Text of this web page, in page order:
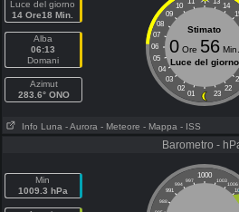
Luce del giorno
14 Ore18 Min.
Alba
06:13
Domani
Azimut
283.6° ONO
10
14
09
08
07
06
05
04
03
02
22
01 23
Stimato
0Ore 56Min.
Luce del giorno
Info Luna - Aurora - Meteore - Mappa - ISS
Barometro -
Min
1009.3 hPa
1000
997 1003
994
1006
991
988